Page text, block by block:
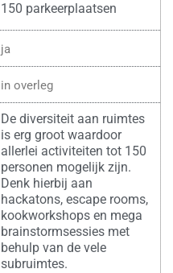
150 parkeerplaatsen
ja
in overleg
De diversiteit aan ruimtes
is erg groot waardoor
allerlei activiteiten tot 150
personen mogelijk zijn.
Denk hierbij aan
hackatons, escape rooms,
kookworkshops en mega
brainstormsessies met
behulp van de vele
subruimtes.